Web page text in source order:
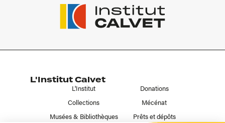
L'Institut Calvet
L'Institut
Collections
Musées & Bibliothèques
Donations
Mécénat
Prêts et dépôts